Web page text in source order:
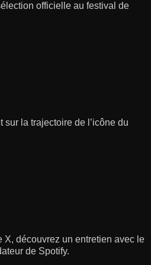
officielle au festival de
la trajectoire de l’icône du
X, découvrez un entretien avec le
de Spotify.